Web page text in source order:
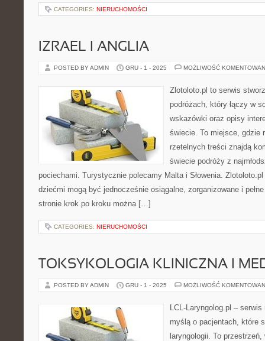
CATEGORIES: NIERUCHOMOŚCI
IZRAEL I ANGLIA
POSTED BY ADMIN GRU - 1 - 2025 MOŻLIWOŚĆ
Zlotoloto.pl to serwis
podróżach, który łączy w
wskazówki oraz opisy
świecie. To miejsce, gdzie
rzetelnych treści znajdą
świecie podróży z
pociechami. Turystycznie polecamy Malta i Słowenia.
dziećmi mogą być jednocześnie osiągalne, zorganizowane i
stronie krok po kroku można […]
CATEGORIES: NIERUCHOMOŚCI
TOKSYKOLOGIA KLINICZNA I
POSTED BY ADMIN GRU - 1 - 2025 MOŻLIWOŚĆ
LCL-Laryngolog.pl –
myślą o pacjentach, które
laryngologii. To